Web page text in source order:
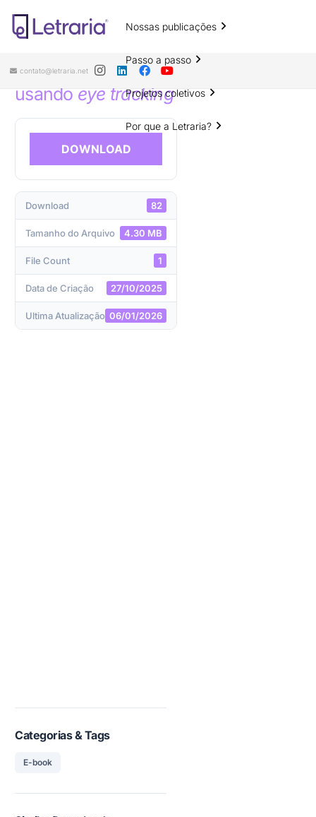
Nossas publicações
Passo a passo
Projetos coletivos
Por que a Letraria?
contato@letraria.net
Atenção e acurácia lexical na
aprendizagem de inglês por alunos
com autismo: um estudo preliminar
usando eye tracking
DOWNLOAD
Download 82
Tamanho do Arquivo 4.30 MB
File Count 1
Data de Criação 27/10/2025
Ultima Atualização 06/01/2026
Categorias & Tags
E-book